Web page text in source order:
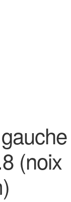
(noix